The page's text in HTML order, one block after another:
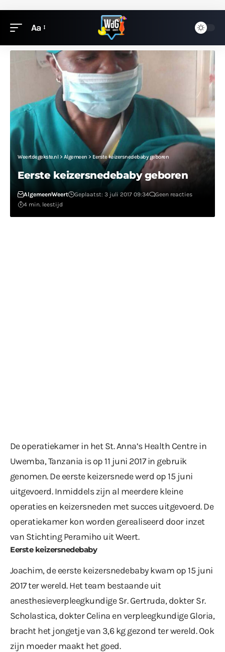
Aa
Weertdegekste.nl> Algemeen > Eerste keizersnedebaby geboren
Eerste keizersnedebaby geboren
AlgemeenWeert Geplaatst: 3 juli 2017 09:34
Geen reacties
4 min. leestijd
De operatiekamer in het St. Anna’s Health Centre in
Uwemba, Tanzania is op 11 juni 2017 in gebruik
genomen. De eerste keizersnede werd op 15 juni
uitgevoerd. Inmiddels zijn al meerdere kleine
operaties en keizersneden met succes uitgevoerd. De
operatiekamer kon worden gerealiseerd door inzet
van Stichting Peramiho uit Weert.
Eerste keizersnedebaby
Joachim, de eerste keizersnedebaby kwam op 15 juni
2017 ter wereld. Het team bestaande uit
anesthesieverpleegkundige Sr. Gertruda, dokter Sr.
Scholastica, dokter Celina en verpleegkundige Gloria,
bracht het jongetje van 3,6 kg gezond ter wereld. Ook
zijn moeder maakt het goed.